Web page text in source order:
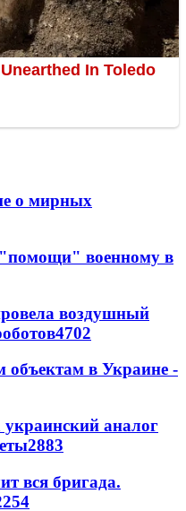
о мирных
военному в
воздушный
4702
объектам в Украине -
аналог
2883
вся бригада.